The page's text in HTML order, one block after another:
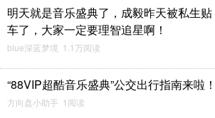
明天就是音乐盛典了，成毅昨天被私生贴
车了，大家一定要理智追星啊！
blue深蓝梦境 1.1万阅读
“88VIP超酷音乐盛典”公交出行指南来啦！
方向盘小助手 1阅读